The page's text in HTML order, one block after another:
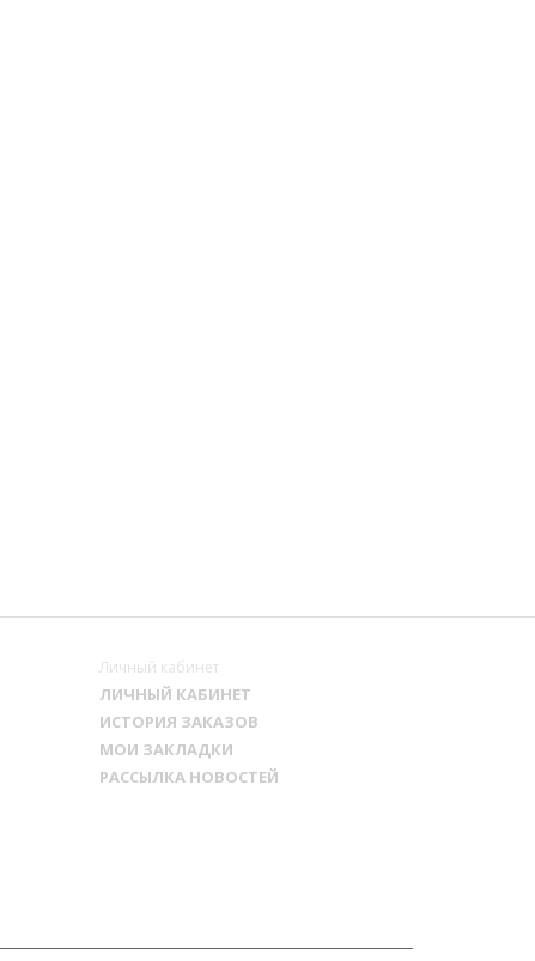
Личный кабинет
ЛИЧНЫЙ КАБИНЕТ
ИСТОРИЯ ЗАКАЗОВ
МОИ ЗАКЛАДКИ
РАССЫЛКА НОВОСТЕЙ